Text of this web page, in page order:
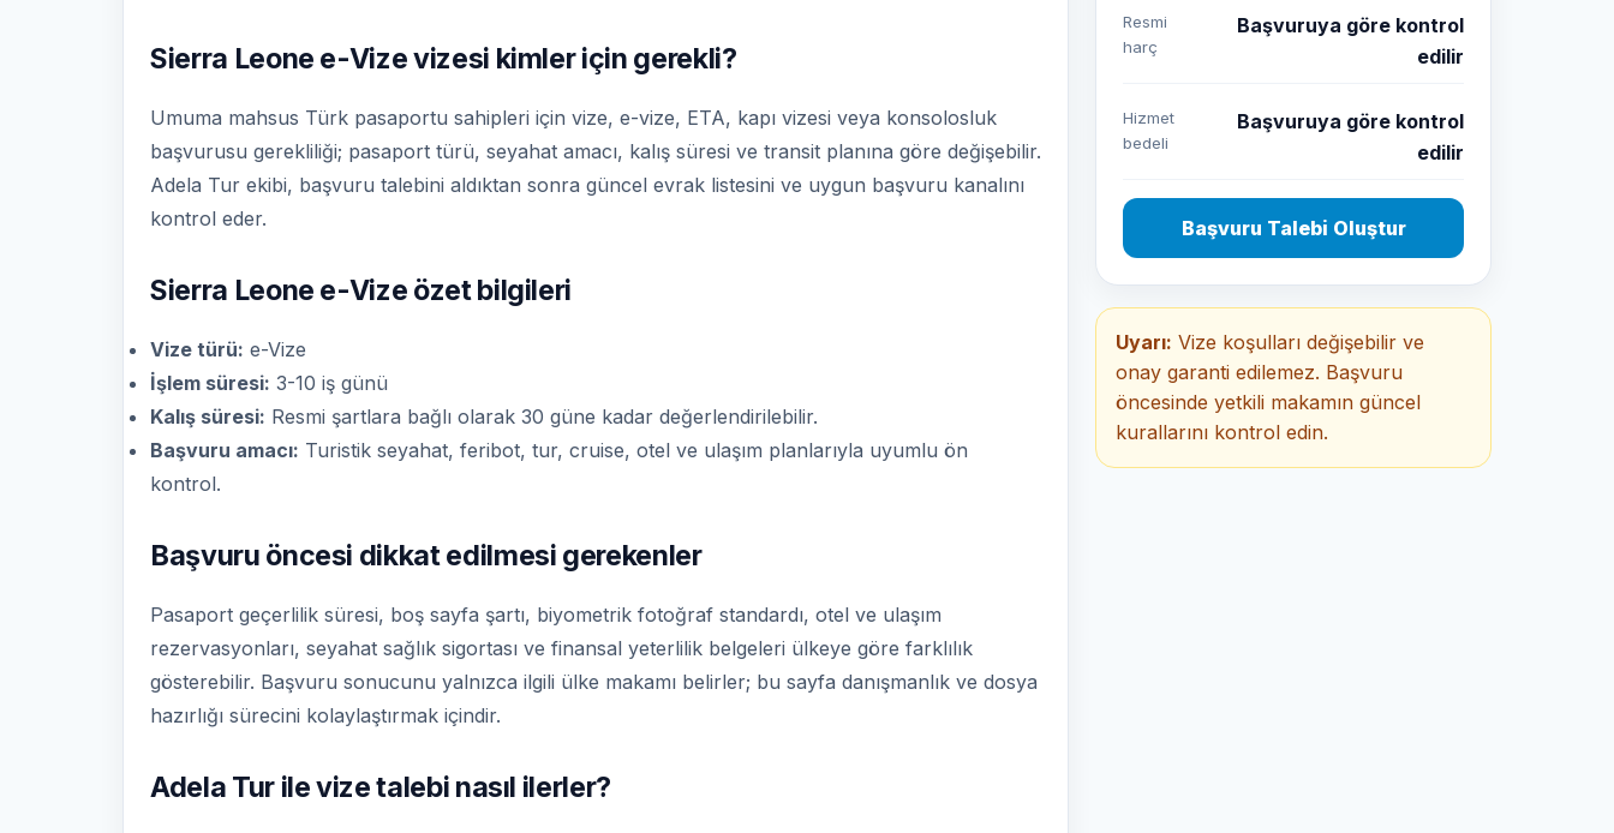
Sierra Leone e-Vize vizesi kimler için gerekli?
Umuma mahsus Türk pasaportu sahipleri için vize, e-vize, ETA, kapı vizesi veya konsolosluk
başvurusu gerekliliği; pasaport türü, seyahat amacı, kalış süresi ve transit planına göre değişebilir.
Adela Tur ekibi, başvuru talebini aldıktan sonra güncel evrak listesini ve uygun başvuru kanalını
kontrol eder.
Sierra Leone e-Vize özet bilgileri
Vize türü: e-Vize
İşlem süresi: 3-10 iş günü
Kalış süresi: Resmi şartlara bağlı olarak 30 güne kadar değerlendirilebilir.
Başvuru amacı: Turistik seyahat, feribot, tur, cruise, otel ve ulaşım planlarıyla uyumlu ön
kontrol.
Başvuru öncesi dikkat edilmesi gerekenler
Pasaport geçerlilik süresi, boş sayfa şartı, biyometrik fotoğraf standardı, otel ve ulaşım
rezervasyonları, seyahat sağlık sigortası ve finansal yeterlilik belgeleri ülkeye göre farklılık
gösterebilir. Başvuru sonucunu yalnızca ilgili ülke makamı belirler; bu sayfa danışmanlık ve dosya
hazırlığı sürecini kolaylaştırmak içindir.
Adela Tur ile vize talebi nasıl ilerler?
Resmi
harç
Başvuruya göre kontrol
edilir
Hizmet
bedeli
Başvuruya göre kontrol
edilir
Başvuru Talebi Oluştur
Uyarı: Vize koşulları değişebilir ve
onay garanti edilemez. Başvuru
öncesinde yetkili makamın güncel
kurallarını kontrol edin.